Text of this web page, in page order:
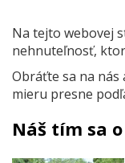
Na tejto webovej
nehnuteľnosť,
Obráťte sa na nás
mieru presne
Náš tím sa